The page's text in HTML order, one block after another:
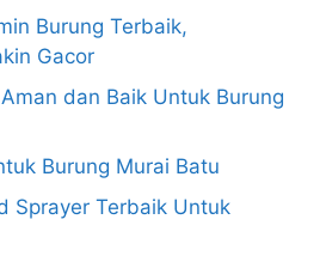
Burung Terbaik,
Gacor
dan Baik Untuk Burung
Burung Murai Batu
Sprayer Terbaik Untuk